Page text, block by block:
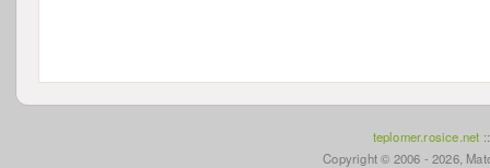
teplomer.rosice.net
Copyright © 2006 - 2026,